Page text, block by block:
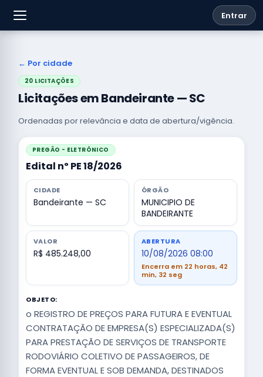
Entrar
← Por cidade
20 LICITAÇÕES
Licitações em Bandeirante — SC
Ordenadas por relevância e data de abertura/vigência.
PREGÃO - ELETRÔNICO
Edital nº PE 18/2026
CIDADE
Bandeirante — SC
ÓRGÃO
MUNICIPIO DE
BANDEIRANTE
VALOR
R$ 485.248,00
ABERTURA
10/08/2026 08:00
Encerra em 22 horas, 42
min, 32 seg
OBJETO:
o REGISTRO DE PREÇOS PARA FUTURA E EVENTUAL
CONTRATAÇÃO DE EMPRESA(S) ESPECIALIZADA(S)
PARA PRESTAÇÃO DE SERVIÇOS DE TRANSPORTE
RODOVIÁRIO COLETIVO DE PASSAGEIROS, DE
FORMA EVENTUAL E SOB DEMANDA, DESTINADOS